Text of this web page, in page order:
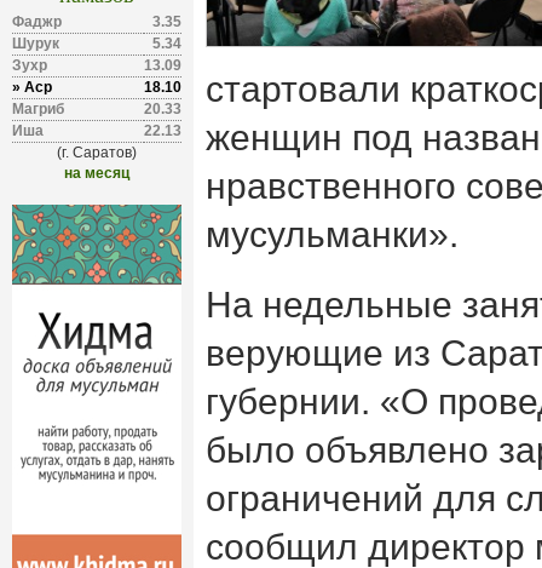
Фаджр
3.35
Шурук
5.34
Зухр
13.09
» Аср
18.10
Магриб
20.33
Иша
22.13
(г. Саратов)
на месяц
стартовали
женщин под
нравственного
мусульманки».
На недельные
верующие из
губернии. «О
было объявлено
ограничений для
сообщил